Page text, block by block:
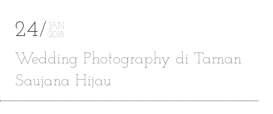
24
JAN
2018
Wedding Photography di Taman
Saujana Hijau